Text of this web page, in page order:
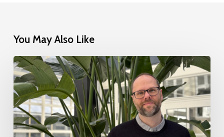
You May Also Like
Sådan
skaber
Process
Factory
værdi